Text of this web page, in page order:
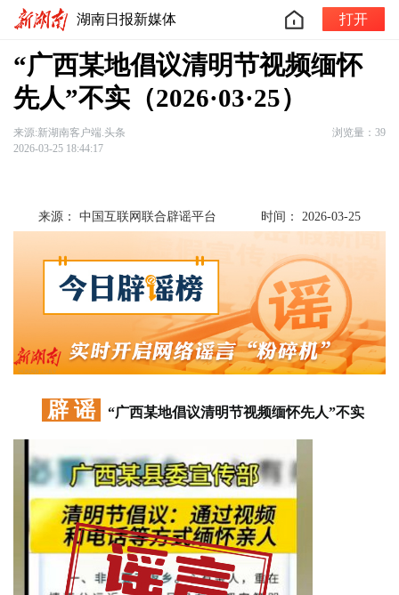
湖南日报新媒体 打开
“广西某地倡议清明节视频缅怀
先人”不实（2026·03·25）
来源:新湖南客户端.头条
浏览量：39
2026-03-25 18:44:17
来源： 中国互联网联合辟谣平台 时间： 2026-03-25
辟 谣 “广西某地倡议清明节视频缅怀先人”不实